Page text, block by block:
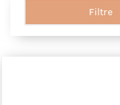
Filtre